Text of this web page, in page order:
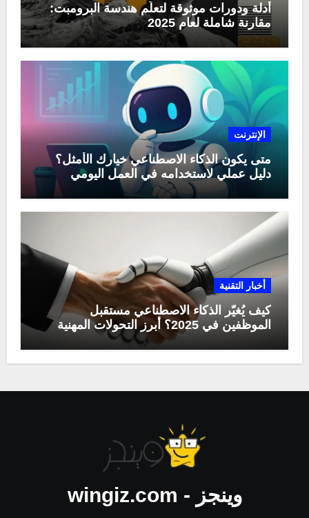
أدلة ودورات موثوقة لتعلّم هندسة البرومبت:
مقارنة شاملة لعام 2025
الإنترنت
متى يكون الذكاء الاصطناعي خيارك الأمثل؟
دليل عملي لاستخدامه في العمل اليومي
أخبار التقنية
كيف يُغيّر الذكاء الاصطناعي مستقبل
الموظفين في 2025؟ أبرز التحولات المهنية
وينجز - wingiz.com